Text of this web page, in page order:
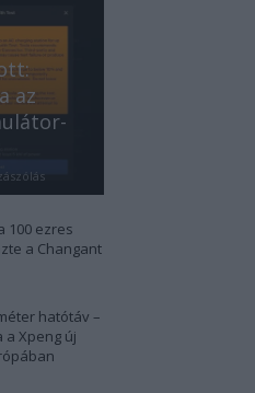
az
100 ezres
a Changant
hatótáv –
Xpeng új